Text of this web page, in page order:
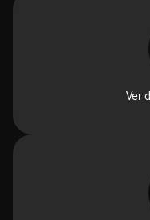
Ver
cualquier
participantes, abre